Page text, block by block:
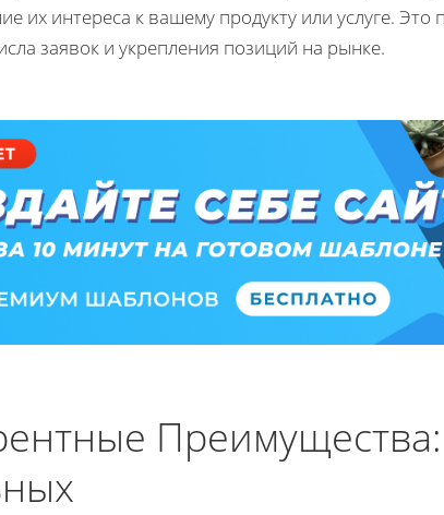
их интереса к вашему продукту или услуге. Это
заявок и укрепления позиций на рынке.